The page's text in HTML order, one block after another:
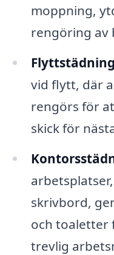
moppning,
rengöring av
vid flytt, där
rengörs för
skick för
skrivbord,
och toaletter
trevlig